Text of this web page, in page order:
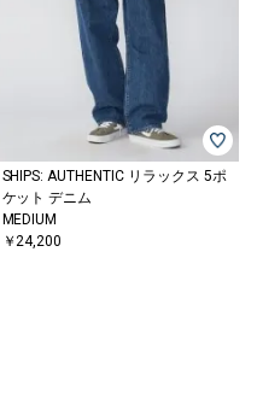
SHIPS: AUTHENTIC リラックス 5ポ
ケット デニム
MEDIUM
￥24,200